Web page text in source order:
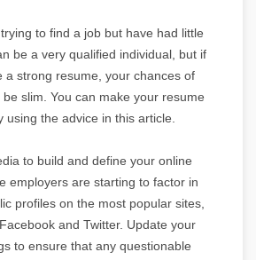
to find a job but have had little
be a very qualified individual, but if
a strong resume, your chances of
slim. You can make your resume
using the advice in this article.
to build and define your online
employers are starting to factor in
profiles on the most popular sites,
and Twitter. Update your
to ensure that any questionable